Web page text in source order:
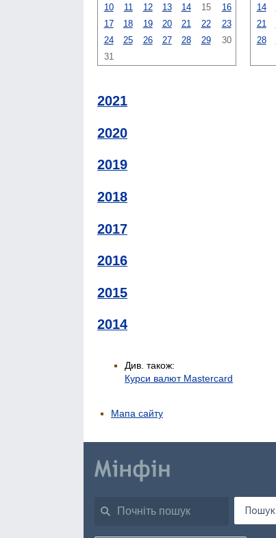
10
11 12 13 14 15
16
17
18 19 20 21 22
23
24
25 26 27 28 29
30
31
14
21
28
2021
2020
2019
2018
2017
2016
2015
2014
Див. також:
Курси валют Mastercard
Мапа сайту
Пошук